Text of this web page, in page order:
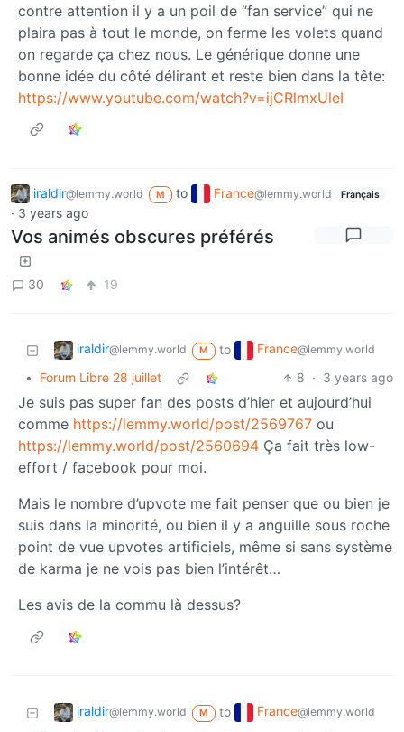
contre attention il y a un poil de “fan service” qui ne
plaira pas à tout le monde, on ferme les volets quand
on regarde ça chez nous. Le générique donne une
bonne idée du côté délirant et reste bien dans la tête:
https://www.youtube.com/watch?v=ijCRlmxUleI
iraldir@lemmy.world M to France@lemmy.world Français
· 3 years ago
Vos animés obscures préférés
30 19
iraldir@lemmy.world M to France@lemmy.world
• Forum Libre 28 juillet 8 · 3 years ago
Je suis pas super fan des posts d’hier et aujourd’hui
comme https://lemmy.world/post/2569767 ou
https://lemmy.world/post/2560694 Ça fait très low-
effort / facebook pour moi.
Mais le nombre d’upvote me fait penser que ou bien je
suis dans la minorité, ou bien il y a anguille sous roche
point de vue upvotes artificiels, même si sans système
de karma je ne vois pas bien l’intérêt…
Les avis de la commu là dessus?
iraldir@lemmy.world M to France@lemmy.world